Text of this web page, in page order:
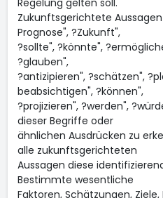
Regelung gelten soll.
Zukunftsgerichtete
Prognose", ?Zukunft",
?sollte", ?könnte",
?glauben",
?antizipieren", ?schätzen",
beabsichtigen", ?können",
?projizieren", ?werden",
dieser Begriffe oder
ähnlichen Ausdrücken zu
alle zukunftsgerichteten
Aussagen diese
Bestimmte wesentliche
Faktoren, Schätzungen,